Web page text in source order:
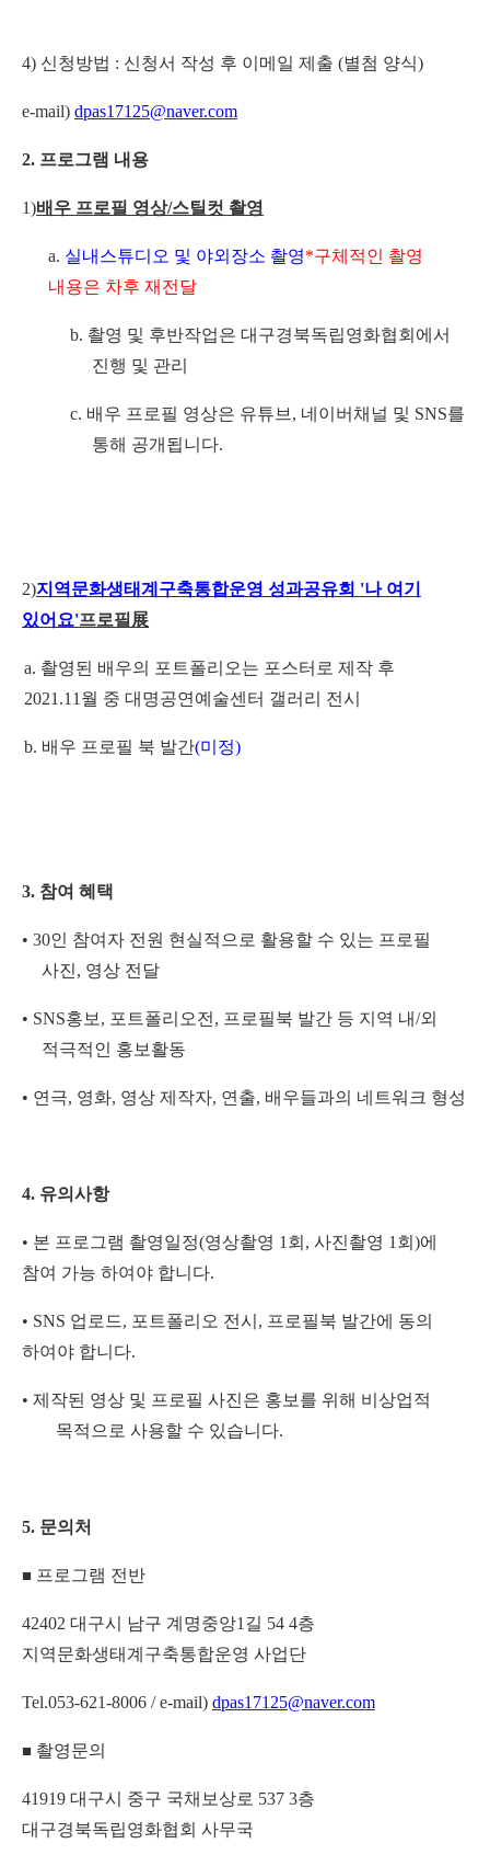
4) 신청방법 : 신청서 작성 후 이메일 제출 (별첨 양식)
e-mail) dpas17125@naver.com
2. 프로그램 내용
1)배우 프로필 영상/스틸컷 촬영
a. 실내스튜디오 및 야외장소 촬영*구체적인 촬영
내용은 차후 재전달
b. 촬영 및 후반작업은 대구경북독립영화협회에서
진행 및 관리
c. 배우 프로필 영상은 유튜브 , 네이버채널 및 SNS를
통해 공개됩니다.
2)지역문화생태계구축통합운영 성과공유회 '나 여기
있어요'프로필 展
a. 촬영된 배우의 포트폴리오는 포스터로 제작 후
2021.11 월 중 대명공연예술센터 갤러리 전시
b. 배우 프로필 북 발간(미정)
3. 참여 혜택
• 30인 참여자 전원 현실적으로 활용할 수 있는 프로필
사진, 영상 전달
• SNS홍보 , 포트폴리오전 , 프로필북 발간 등 지역 내/외
적극적인 홍보활동
• 연극, 영화, 영상 제작자, 연출, 배우들과의 네트워크 형성
4. 유의사항
• 본 프로그램 촬영일정(영상촬영 1 회 , 사진촬영 1 회 )에
참여 가능 하여야 합니다.
• SNS 업로드, 포트폴리오 전시 , 프로필북 발간에 동의
하여야 합니다.
• 제작된 영상 및 프로필 사진은 홍보를 위해 비상업적
목적으로 사용할 수 있습니다.
5. 문의처
■ 프로그램 전반
42402 대구시 남구 계명중앙1 길 54 4층
지역문화생태계구축통합운영 사업단
Tel.053-621-8006 / e-mail) dpas17125@naver.com
■ 촬영문의
41919 대구시 중구 국채보상로 537 3층
대구경북독립영화협회 사무국